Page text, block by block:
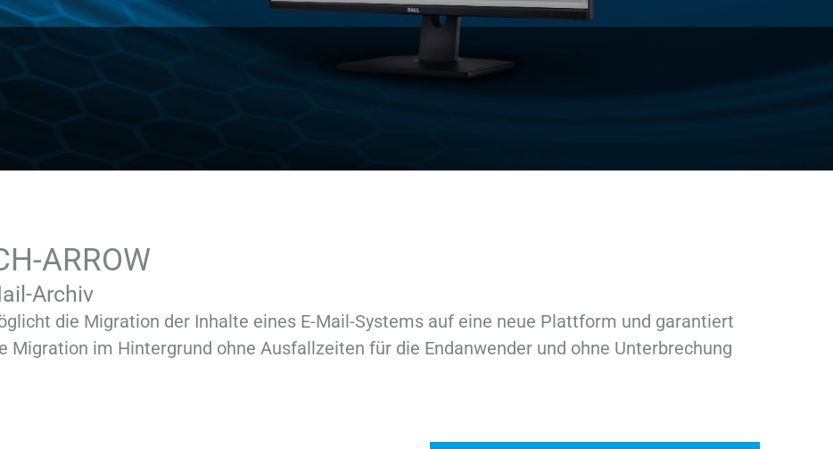
ARROW
Archiv
die Migration der Inhalte eines E-Mail-Systems auf eine neue Plattform und garantiert
Migration im Hintergrund ohne Ausfallzeiten für die Endanwender und ohne Unterbrechung